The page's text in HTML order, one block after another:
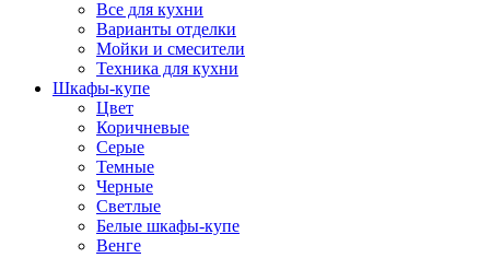
Все для кухни
Варианты отделки
Мойки и смесители
Техника для кухни
Шкафы-купе
Цвет
Коричневые
Серые
Темные
Черные
Светлые
Белые шкафы-купе
Венге